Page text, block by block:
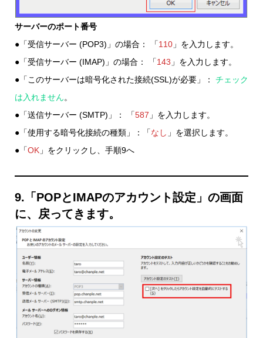
サーバーのポート番号
●「受信サーバー (POP3)」の場合： 「110 」を入力します。
●「受信サーバー (IMAP)」の場合： 「143 」を入力します。
●「このサーバーは暗号化された接続(SSL)が必要」： チェック
は入れません。
●「送信サーバー (SMTP)」： 「587 」を入力します。
●「使用する暗号化接続の種類」：「なし 」を選択します。
●「OK 」をクリックし、手順9へ
9.「POPとIMAPのアカウント設定」の画面
に、戻ってきます。